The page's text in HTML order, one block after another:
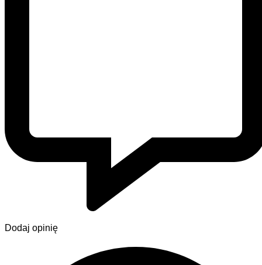
Dodaj opinię